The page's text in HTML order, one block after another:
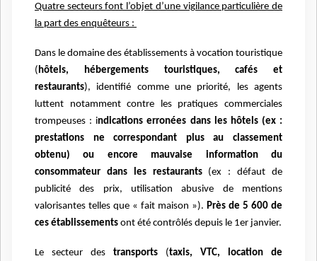
Quatre secteurs font l’objet d’une vigilance particulière de
la part des enquêteurs :
Dans le domaine des établissements à vocation touristique
(hôtels, hébergements touristiques, cafés et
restaurants), identifié comme une priorité, les agents
luttent notamment contre les pratiques commerciales
trompeuses : indications erronées dans les hôtels (ex :
prestations ne correspondant plus au classement
obtenu) ou encore mauvaise information du
consommateur dans les restaurants (ex : défaut de
publicité des prix, utilisation abusive de mentions
valorisantes telles que « fait maison »). Près de 5 600 de
ces établissements ont été contrôlés depuis le 1er janvier.
Le secteur des transports (taxis, VTC, location de